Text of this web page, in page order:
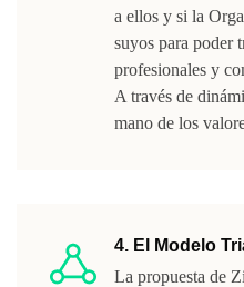
a ellos y si la
suyos para poder
profesionales y
A través de
mano de los
4. El Modelo
La propuesta de